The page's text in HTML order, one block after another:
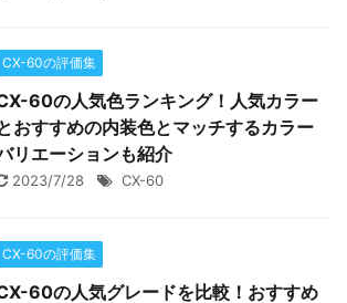
CX-60の評価集
60の人気色ランキング！人気カラー
おすすめの内装色とマッチするカラー
リエーションも紹介
2023/7/28 CX-60
CX-60の評価集
60の人気グレードを比較！おすすめ